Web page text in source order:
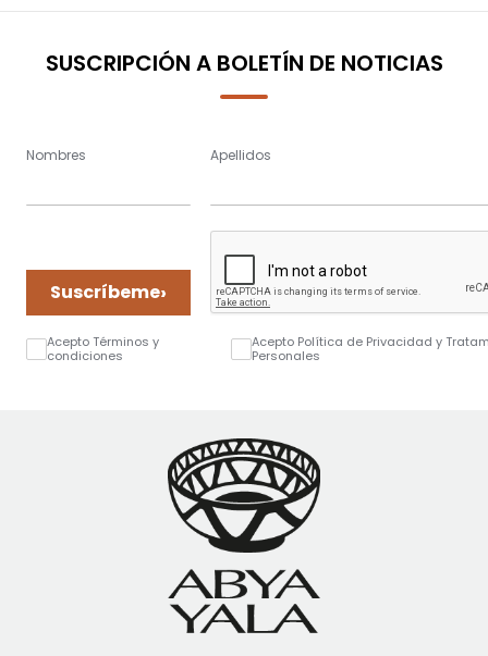
page
SUSCRIPCIÓN A BOLETÍN DE NOTICIAS
Nombres Apellidos
Suscríbeme›
Acepto Términos y
condiciones
Acepto Política de Privacidad y
Personales